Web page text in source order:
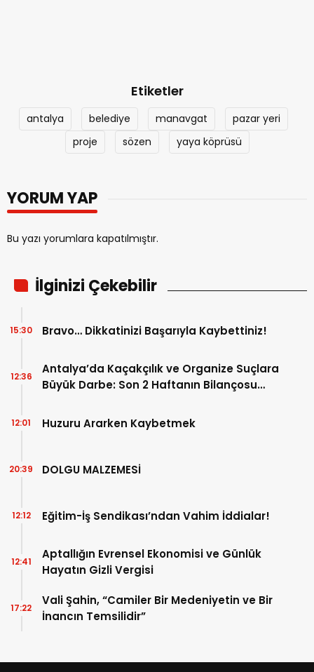
Etiketler
antalya belediye manavgat
pazar yeri
proje
sözen yaya köprüsü
YORUM YAP
Bu yazı yorumlara kapatılmıştır.
İlginizi Çekebilir
Bravo… Dikkatinizi Başarıyla Kaybettiniz!
15:30
Antalya’da Kaçakçılık ve Organize Suçlara
Büyük Darbe: Son 2 Haftanın Bilançosu
12:36
Huzuru Ararken Kaybetmek
12:01
DOLGU MALZEMESİ
20:39
Eğitim-İş Sendikası’ndan Vahim İddialar!
12:12
Aptallığın Evrensel Ekonomisi ve Günlük
Hayatın Gizli Vergisi
12:41
Vali Şahin, “Camiler Bir Medeniyetin ve Bir
İnancın Temsilidir”
17:22